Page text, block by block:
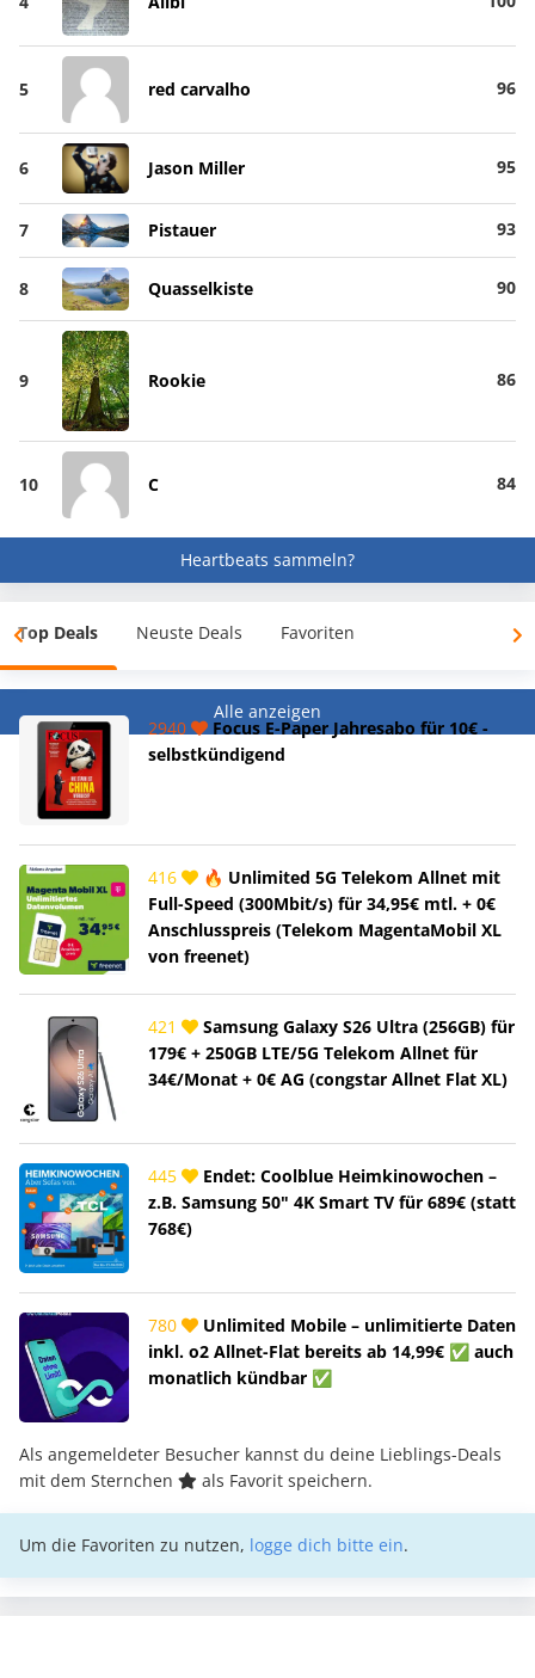
5 red carvalho 96
6 Jason Miller 95
7 Pistauer 93
8 Quasselkiste 90
9 Rookie 86
10 C 84
Heartbeats sammeln?
Top Deals Neuste Deals Favoriten
Alle anzeigen
2940
Focus E-Paper Jahresabo für 10€ -
selbstkündigend
416
🔥 Unlimited 5G Telekom Allnet mit
Full-Speed (300Mbit/s) für 34,95€ mtl. + 0€
Anschlusspreis (Telekom MagentaMobil XL
von freenet)
421
Samsung Galaxy S26 Ultra (256GB) für
179€ + 250GB LTE/5G Telekom Allnet für
34€/Monat + 0€ AG (congstar Allnet Flat XL)
445
Endet: Coolblue Heimkinowochen –
z.B. Samsung 50" 4K Smart TV für 689€ (statt
768€)
780
Unlimited Mobile – unlimitierte Daten
inkl. o2 Allnet-Flat bereits ab 14,99€ ✅ auch
monatlich kündbar ✅
Als angemeldeter Besucher kannst du deine Lieblings-Deals
mit dem Sternchen
als Favorit speichern.
Um die Favoriten zu nutzen, logge dich bitte ein.